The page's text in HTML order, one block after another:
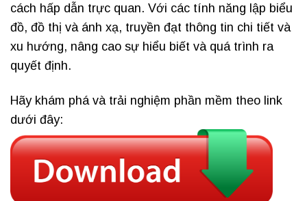
cách hấp dẫn trực quan. Với các tính năng lập biểu
đồ, đồ thị và ánh xạ, truyền đạt thông tin chi tiết và
xu hướng, nâng cao sự hiểu biết và quá trình ra
quyết định.
Hãy khám phá và trải nghiệm phần mềm theo link
dưới đây: